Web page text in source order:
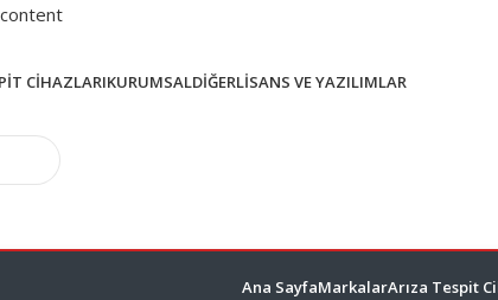
CIHAZLARIKURUMSALDIĞERLISANS VE YAZILIMLAR
Ana SayfaMarkalarArıza Tespit